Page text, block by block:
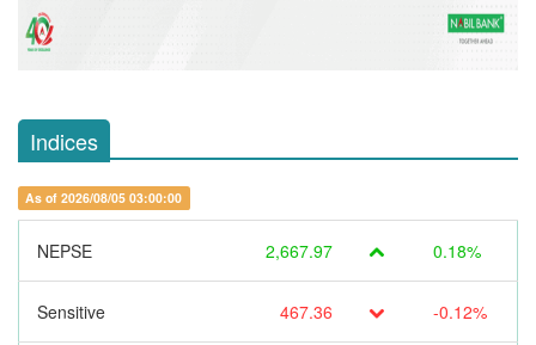
Indices
As of 2026/08/05 03:00:00
NEPSE 2,667.97 0.18%
Sensitive 467.36 -0.12%